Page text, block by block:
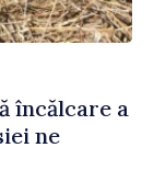
încălcare a
ne